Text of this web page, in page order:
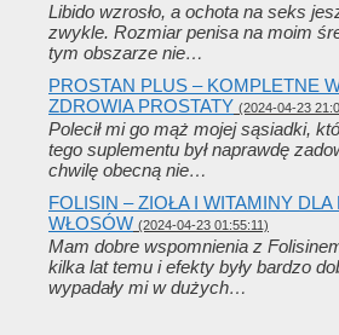
Libido wzrosło, a ochota na seks
zwykle. Rozmiar penisa na moim
tym obszarze nie…
PROSTAN PLUS – KOMPLETNE
ZDROWIA PROSTATY (2024-04-23
Polecił mi go mąż mojej sąsiadki,
tego suplementu był naprawdę
chwilę obecną nie…
FOLISIN – ZIOŁA I WITAMINY
WŁOSÓW (2024-04-23 01:55:11)
Mam dobre wspomnienia z
kilka lat temu i efekty były bardzo
wypadały mi w dużych…